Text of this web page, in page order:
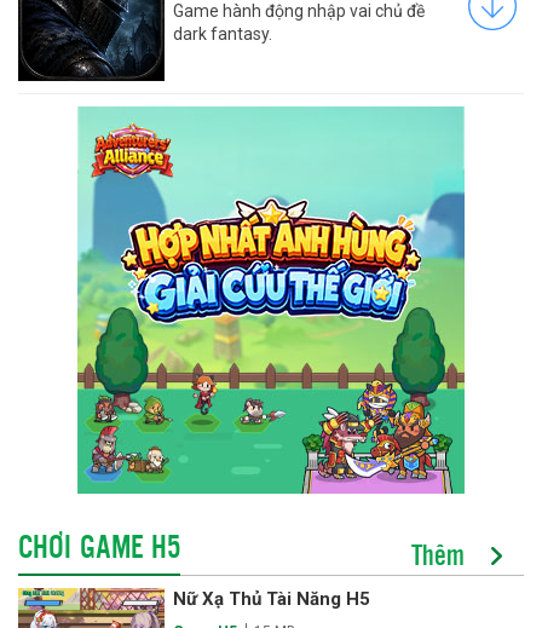
Game hành động nhập vai chủ đề
dark fantasy.
CHƠI GAME H5 Thêm
Nữ Xạ Thủ Tài Năng H5